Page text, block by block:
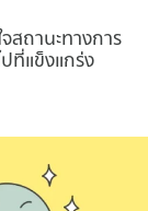
สถานะทางการ
ที่แข็งแกร่ง